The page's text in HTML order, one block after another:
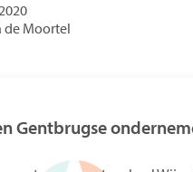
de Moortel
Gentbrugse